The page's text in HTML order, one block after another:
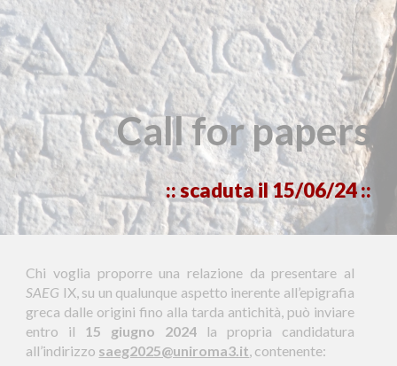
Call for papers
:: scaduta il 15/06/24 ::
Chi voglia proporre una relazione da presentare al
SAEG IX, su un qualunque aspetto inerente all’epigrafia
greca dalle origini fino alla tarda antichità, può inviare
entro il 15 giugno 2024 la propria candidatura
all’indirizzo saeg2025@uniroma3.it, contenente: